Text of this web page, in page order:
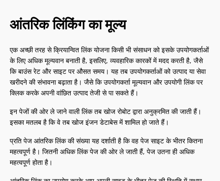
आंतरिक लिंकिंग का मूल्य
एक अच्छी तरह से क्रियान्वित लिंक योजना किसी भी संसाधन को इसके उपयोगकर्ताओं
के लिए अधिक मूल्यवान बनाती है, इसलिए, व्यवहारिक कारकों में मदद करती है, जैसे
कि बाउंस रेट और साइट पर औसत समय। यह तब उपयोगकर्ताओं को उत्पाद या सेवा
खरीदने की संभावना बढ़ाता है। जैसे कि उपयोगकर्ता मूल्यवान और उपयोगी लिंक पर
क्लिक करके अपनी वांछित उत्पाद तेजी से पा सकते हैं।
इन पेजों की ओर ले जाने वाली लिंक तब खोज रोबोट द्वारा अनुक्रमित की जाती हैं।
इसका मतलब है कि वे तब खोज इंजन डेटाबेस में शामिल हो जाते हैं।
प्रति पेज आंतरिक लिंक की संख्या यह दर्शाती है कि वह पेज साइट के भीतर कितना
महत्वपूर्ण है। जितनी अधिक लिंक पेज की ओर ले जाती हैं, पेज उतना ही अधिक
महत्वपूर्ण होता है।